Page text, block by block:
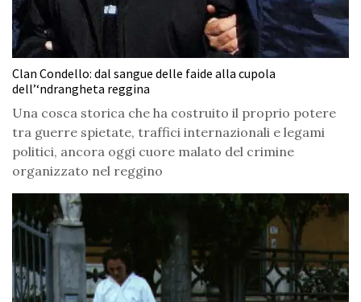
Clan Condello: dal sangue delle faide alla cupola
dell’‘ndrangheta reggina
Una cosca storica che ha costruito il proprio potere
tra guerre spietate, traffici internazionali e legami
politici, ancora oggi cuore malato del crimine
organizzato nel reggino